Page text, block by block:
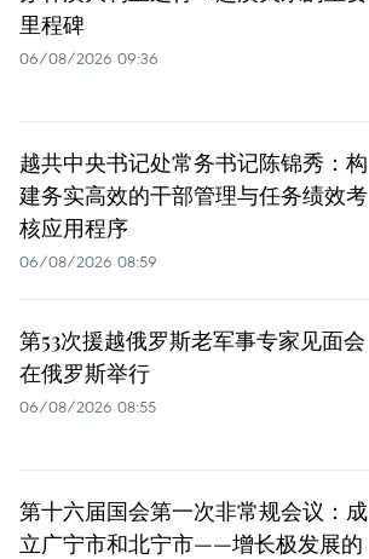
里程碑
06/08/2026 09:36
越共中央书记处常务书记陈锦秀：构
建务实高效的干部管理与任务绩效考
核应用程序
06/08/2026 08:59
第53次援越俄罗斯老军事专家见面会
在俄罗斯举行
06/08/2026 08:55
第十六届国会第一次非常规会议：成
立广宁市和北宁市——增长极发展的